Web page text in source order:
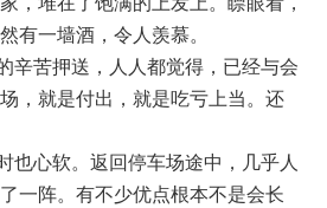
有一墙酒，令人羡慕。
苦押送，人人都觉得，已经与会
，就是付出，就是吃亏上当。还
心软。返回停车场途中，几乎人
一阵。有不少优点根本不是会长